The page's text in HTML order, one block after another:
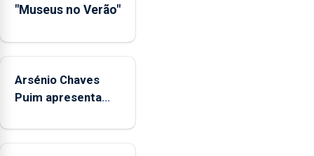
de
aos
durante
o
de
"Museus no Verão"
Arsénio Chaves
Puim apresenta
de Vila do Porto